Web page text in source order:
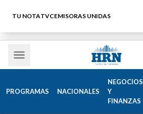
TU NOTATVCEMISORAS UNIDAS
PROGRAMAS NACIONALES
NEGOCIOS
Y
FINANZAS